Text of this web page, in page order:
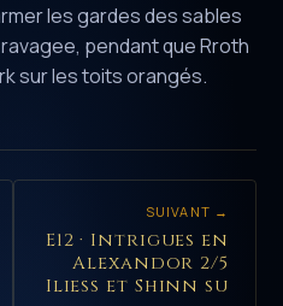
les gardes des sables
pendant que Rroth
sur les toits orangés.
SUIVANT →
E12 · Intrigues en
Alexandor 2/5
Iliess et Shinn su